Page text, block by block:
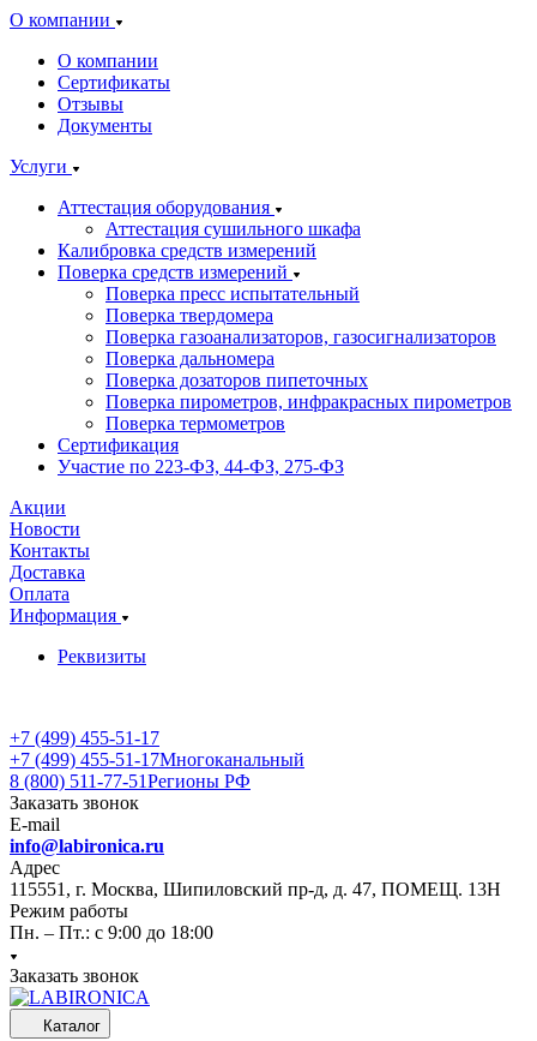
О компании
О компании
Сертификаты
Отзывы
Документы
Услуги
Аттестация оборудования
Аттестация сушильного шкафа
Калибровка средств измерений
Поверка средств измерений
Поверка пресс испытательный
Поверка твердомера
Поверка газоанализаторов, газосигнализаторов
Поверка дальномера
Поверка дозаторов пипеточных
Поверка пирометров, инфракрасных пирометров
Поверка термометров
Сертификация
Участие по 223-ФЗ, 44-ФЗ, 275-ФЗ
Акции
Новости
Контакты
Доставка
Оплата
Информация
Реквизиты
+7 (499) 455-51-17
+7 (499) 455-51-17Многоканальный
8 (800) 511-77-51Регионы РФ
Заказать звонок
E-mail
info@labironica.ru
Адрес
115551, г. Москва, Шипиловский пр-д, д. 47, ПОМЕЩ. 13Н
Режим работы
Пн. – Пт.: с 9:00 до 18:00
Заказать звонок
Каталог